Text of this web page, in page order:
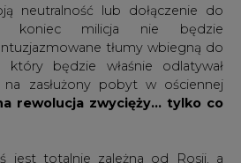
neutralność lub dołączenie do
koniec milicja nie będzie
tłumy wbiegną do
który będzie właśnie odlatywał
zasłużony pobyt w ościennej
rewolucja zwycięży... tylko co
jest totalnie zależna od Rosji, a